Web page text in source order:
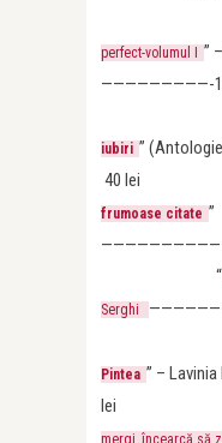
perfect-volumul I
”
iubiri ”
40
frumoase citate ”
“
Serghi
Pintea ” –
lei
mergi, încearcă să